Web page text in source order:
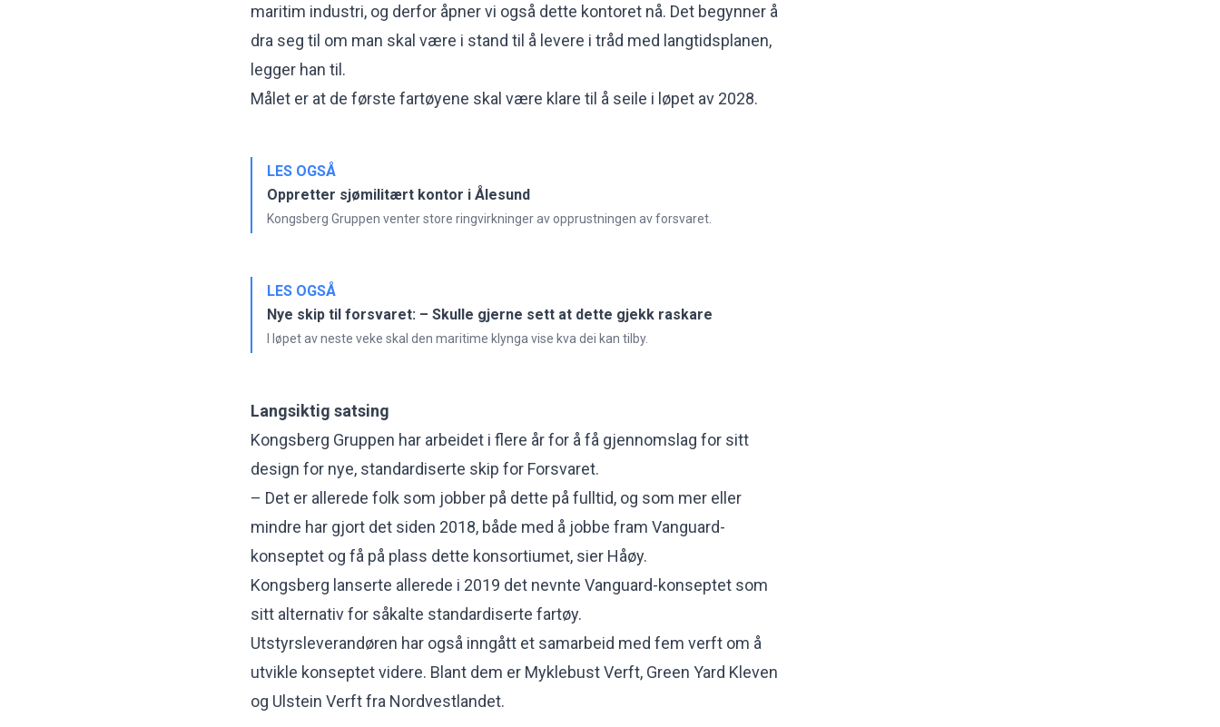
maritim industri, og derfor åpner vi også dette kontoret nå. Det begynner å
dra seg til om man skal være i stand til å levere i tråd med langtidsplanen,
legger han til.
Målet er at de første fartøyene skal være klare til å seile i løpet av 2028.
LES OGSÅ
Oppretter sjømilitært kontor i Ålesund
Kongsberg Gruppen venter store ringvirkninger av opprustningen av forsvaret.
LES OGSÅ
Nye skip til forsvaret: – Skulle gjerne sett at dette gjekk raskare
I løpet av neste veke skal den maritime klynga vise kva dei kan tilby.
Langsiktig satsing
Kongsberg Gruppen har arbeidet i flere år for å få gjennomslag for sitt
design for nye, standardiserte skip for Forsvaret.
– Det er allerede folk som jobber på dette på fulltid, og som mer eller
mindre har gjort det siden 2018, både med å jobbe fram Vanguard-
konseptet og få på plass dette konsortiumet, sier Håøy.
Kongsberg lanserte allerede i 2019 det nevnte Vanguard-konseptet som
sitt alternativ for såkalte standardiserte fartøy.
Utstyrsleverandøren har også inngått et samarbeid med fem verft om å
utvikle konseptet videre. Blant dem er Myklebust Verft, Green Yard Kleven
og Ulstein Verft fra Nordvestlandet.